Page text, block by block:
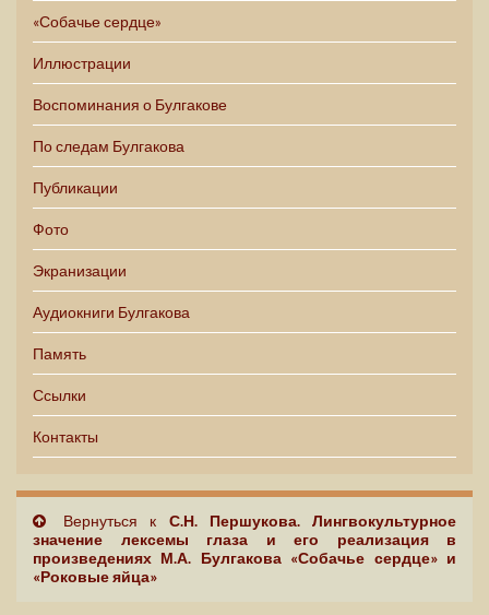
«Собачье сердце»
Иллюстрации
Воспоминания о Булгакове
По следам Булгакова
Публикации
Фото
Экранизации
Аудиокниги Булгакова
Память
Ссылки
Контакты
Вернуться к С.Н. Першукова. Лингвокультурное
значение лексемы глаза и его реализация в
произведениях М.А. Булгакова «Собачье сердце» и
«Роковые яйца»